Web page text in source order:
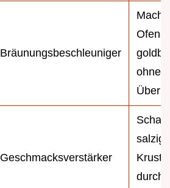
Bräunungsbeschleuniger
Macht
ohne
Geschmacksverstärker
salzige
Kruste
durch